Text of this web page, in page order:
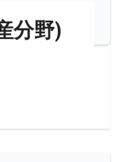
分野)